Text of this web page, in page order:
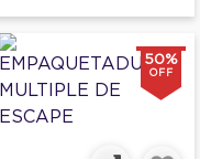
50%
OFF